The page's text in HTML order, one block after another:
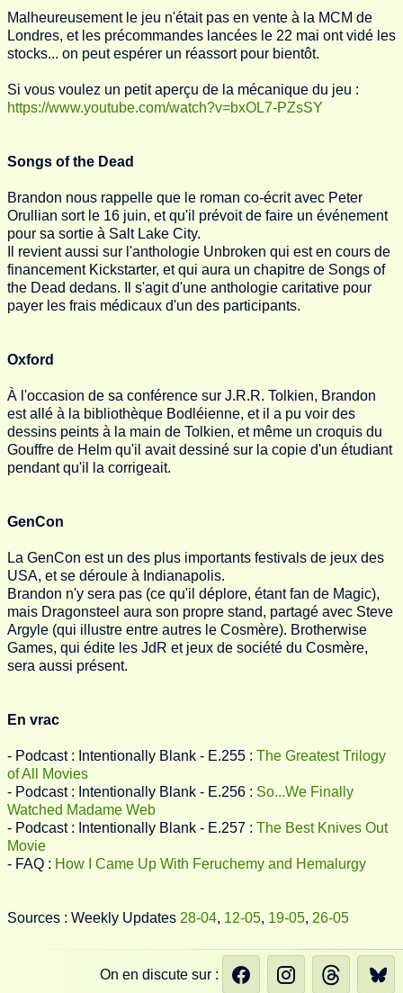
Malheureusement le jeu n'était pas en vente à la MCM de
Londres, et les précommandes lancées le 22 mai ont vidé les
stocks... on peut espérer un réassort pour bientôt.
Si vous voulez un petit aperçu de la mécanique du jeu :
https://www.youtube.com/watch?v=bxOL7-PZsSY
Songs of the Dead
Brandon nous rappelle que le roman co-écrit avec Peter
Orullian sort le 16 juin, et qu'il prévoit de faire un événement
pour sa sortie à Salt Lake City.
Il revient aussi sur l'anthologie Unbroken qui est en cours de
financement Kickstarter, et qui aura un chapitre de Songs of
the Dead dedans. Il s'agit d'une anthologie caritative pour
payer les frais médicaux d'un des participants.
Oxford
À l'occasion de sa conférence sur J.R.R. Tolkien, Brandon
est allé à la bibliothèque Bodléienne, et il a pu voir des
dessins peints à la main de Tolkien, et même un croquis du
Gouffre de Helm qu'il avait dessiné sur la copie d'un étudiant
pendant qu'il la corrigeait.
GenCon
La GenCon est un des plus importants festivals de jeux des
USA, et se déroule à Indianapolis.
Brandon n'y sera pas (ce qu'il déplore, étant fan de Magic),
mais Dragonsteel aura son propre stand, partagé avec Steve
Argyle (qui illustre entre autres le Cosmère). Brotherwise
Games, qui édite les JdR et jeux de société du Cosmère,
sera aussi présent.
En vrac
- Podcast : Intentionally Blank - E.255 : The Greatest Trilogy
of All Movies
- Podcast : Intentionally Blank - E.256 : So...We Finally
Watched Madame Web
- Podcast : Intentionally Blank - E.257 : The Best Knives Out
Movie
- FAQ : How I Came Up With Feruchemy and Hemalurgy
Sources : Weekly Updates 28-04, 12-05, 19-05, 26-05
On en discute sur :